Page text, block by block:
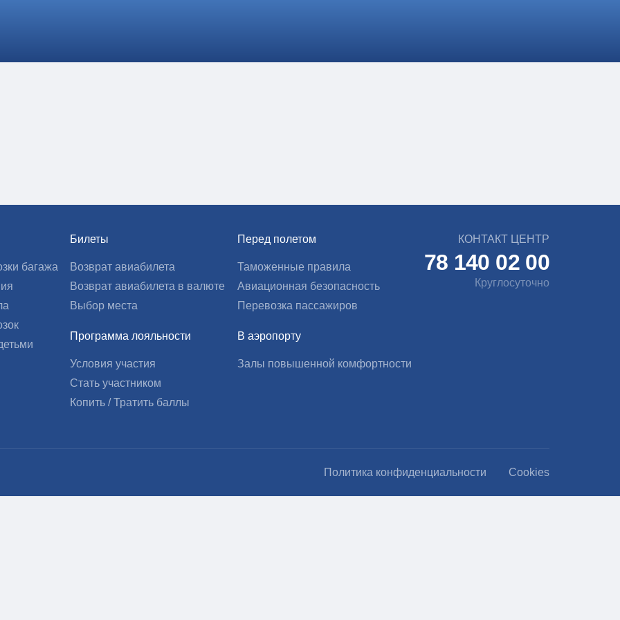
багажа
Билеты
Возврат авиабилета
Возврат авиабилета в валюте
Выбор места
Программа лояльности
Условия участия
Стать участником
Копить / Тратить баллы
Перед полетом
Таможенные правила
Авиационная безопасность
Перевозка пассажиров
В аэропорту
Залы повышенной комфортности
КОНТАКТ ЦЕНТР
78 140 02 00
Круглосуточно
Политика конфиденциальности Cookies